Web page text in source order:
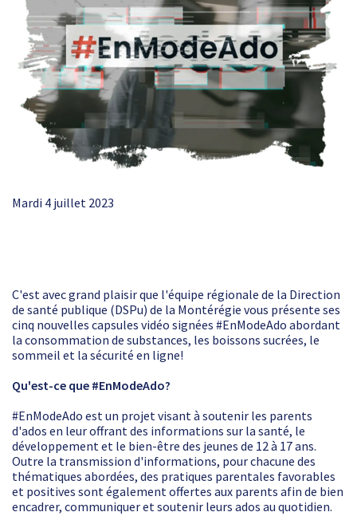
Mardi 4 juillet 2023
C'est avec grand plaisir que l'équipe régionale de la Direction
de santé publique (DSPu) de la Montérégie vous présente ses
cinq nouvelles capsules vidéo signées #EnModeAdo abordant
la consommation de substances, les boissons sucrées, le
sommeil et la sécurité en ligne!
Qu'est-ce que #EnModeAdo?
#EnModeAdo est un projet visant à soutenir les parents
d'ados en leur offrant des informations sur la santé, le
développement et le bien-être des jeunes de 12 à 17 ans.
Outre la transmission d'informations, pour chacune des
thématiques abordées, des pratiques parentales favorables
et positives sont également offertes aux parents afin de bien
encadrer, communiquer et soutenir leurs ados au quotidien.